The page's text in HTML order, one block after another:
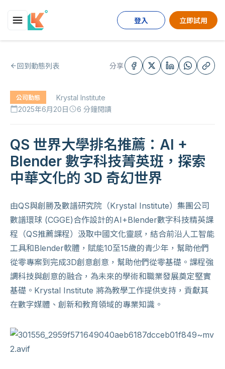
登入 立即試用
回到動態列表 分享
公司動態 Krystal Institute
calendar_today2025年6月20日schedule6 分鐘閱讀
QS 世界大學排名推薦：AI +
Blender 數字科技菁英班，探索
中華文化的 3D 奇幻世界
由QS與創勝及數譜研究院（Krystal Institute）集團公司
數譜環球 (CGGE)合作設計的AI+Blender數字科技精英課
程（QS推薦課程）汲取中國文化靈感，結合前沿人工智能
工具和Blender軟體，賦能10至15歲的青少年，幫助他們
從零專案到完成3D創意創意，幫助他們從零基礎。課程強
調科技與創意的融合，為未來的學術和職業發展奠定堅實
基礎。Krystal Institute 將為教學工作提供支持，貢獻其
在數字媒體、創新和教育領域的專業知識。